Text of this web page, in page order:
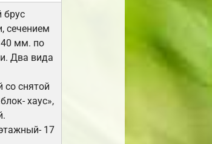
брус
сечением
мм. по
Два вида
со снятой
хаус»,
17